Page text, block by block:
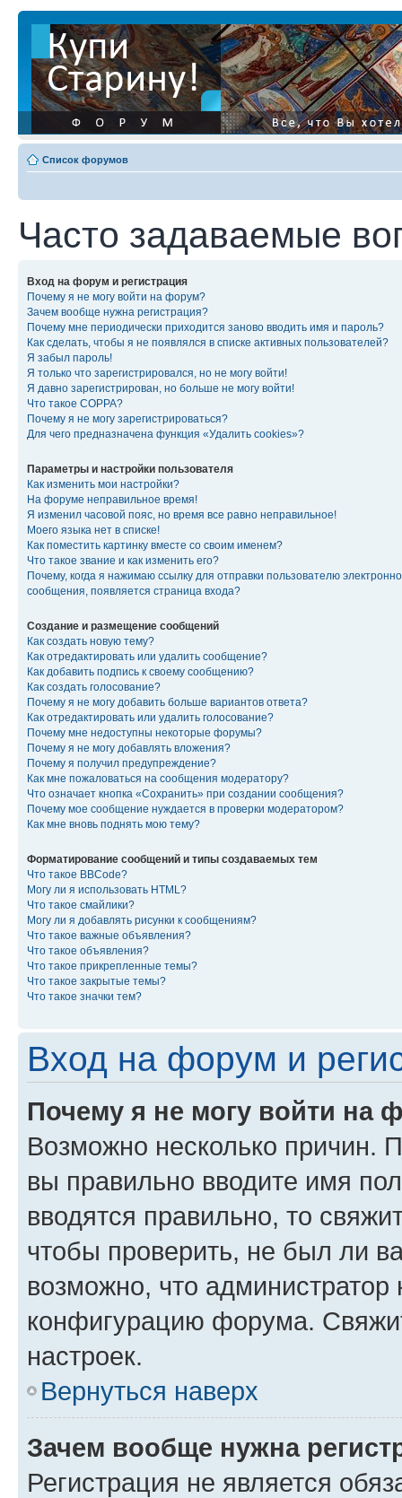
Список форумов
Часто задаваемые
Вход на форум и регистрация
Почему я не могу войти на форум?
Зачем вообще нужна регистрация?
Почему мне периодически приходится заново вводить имя и пароль?
Как сделать, чтобы я не появлялся в списке активных пользователей?
Я забыл пароль!
Я только что зарегистрировался, но не могу войти!
Я давно зарегистрирован, но больше не могу войти!
Что такое COPPA?
Почему я не могу зарегистрироваться?
Для чего предназначена функция «Удалить cookies»?
Параметры и настройки пользователя
Как изменить мои настройки?
На форуме неправильное время!
Я изменил часовой пояс, но время все равно неправильное!
Моего языка нет в списке!
Как поместить картинку вместе со своим именем?
Что такое звание и как изменить его?
Почему, когда я нажимаю ссылку для отправки пользователю
сообщения, появляется страница входа?
Создание и размещение сообщений
Как создать новую тему?
Как отредактировать или удалить сообщение?
Как добавить подпись к своему сообщению?
Как создать голосование?
Почему я не могу добавить больше вариантов ответа?
Как отредактировать или удалить голосование?
Почему мне недоступны некоторые форумы?
Почему я не могу добавлять вложения?
Почему я получил предупреждение?
Как мне пожаловаться на сообщения модератору?
Что означает кнопка «Сохранить» при создании сообщения?
Почему мое сообщение нуждается в проверки модератором?
Как мне вновь поднять мою тему?
Форматирование сообщений и типы создаваемых тем
Что такое BBCode?
Могу ли я использовать HTML?
Что такое смайлики?
Могу ли я добавлять рисунки к сообщениям?
Что такое важные объявления?
Что такое объявления?
Что такое прикрепленные темы?
Что такое закрытые темы?
Что такое значки тем?
Вход на форум и
Почему я не могу войти на
Возможно несколько причин.
вы правильно вводите имя
вводятся правильно, то
чтобы проверить, не был ли
возможно, что администратор
конфигурацию форума.
настроек.
Вернуться наверх
Зачем вообще нужна
Регистрация не является